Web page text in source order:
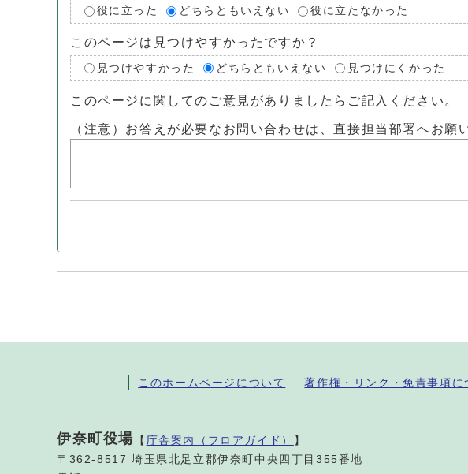
役に立った どちらともいえない 役に立たなかった
このページは見つけやすかったですか？
見つけやすかった どちらともいえない 見つけにくかった
このページに関してのご意見がありましたらご記入ください。
（注意）お答えが必要なお問い合わせは、直接担当部署へお願
このホームページについて 著作権・リンク・免責事項に
伊奈町役場 【 庁舎案内（フロアガイド） 】
〒362-8517 埼玉県北足立郡伊奈町中央四丁目355番地